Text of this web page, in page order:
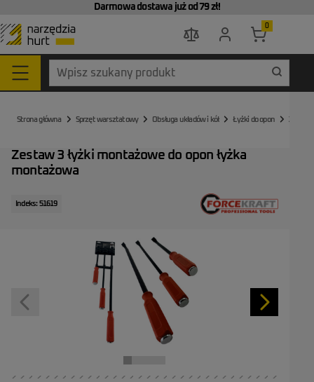
Darmowa dostawa już od 79 zł!
Go to the home page
Strona główna Sprzęt warsztatowy Obsługa układów i kół Łyżki do opon Zestaw
Zestaw 3 łyżki montażowe do opon łyżka
montażowa
Indeks: 51619